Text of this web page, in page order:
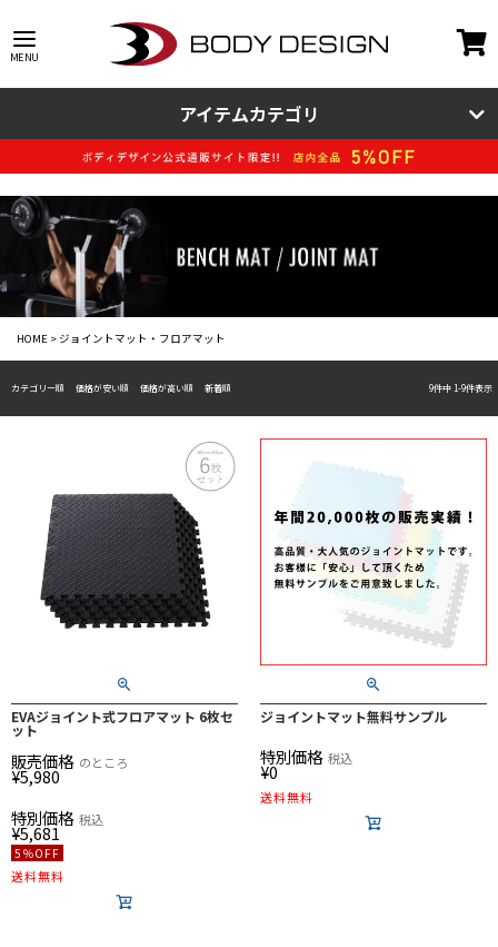
アイテムカテゴリ
HOME ジョイントマット・フロアマット
カテゴリー順 価格が安い順 価格が高い順 新着順 9件中 1-9件表示
EVAジョイント式フロアマット 6枚セ
ット
販売価格
¥5,980
のところ
特別価格
¥5,681
税込
5％OFF
送料無料
ジョイントマット無料サンプル
特別価格
¥0
税込
送料無料